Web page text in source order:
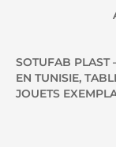
SOTUFAB PLAST
EN TUNISIE,
JOUETS